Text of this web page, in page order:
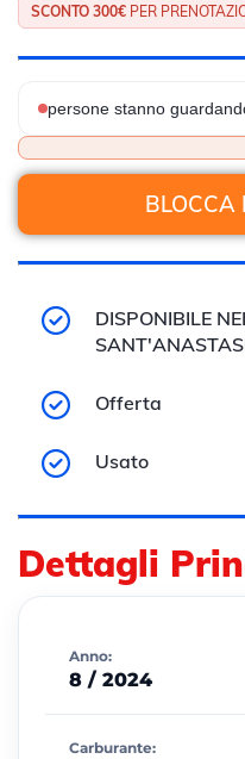
SCONTO 300€ PER
persone stanno
BLOCCA
DISPONIBILE
Offerta
Usato
Dettagli
Anno:
8 / 2024
Carburante: